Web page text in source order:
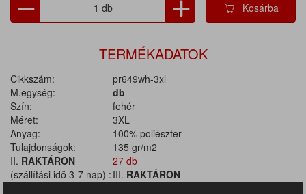
Kosárba
TERMÉKADATOK
Cikkszám:
pr649wh-3xl
M.egység:
db
Szín:
fehér
Méret:
3XL
Anyag:
100% poliészter
Tulajdonságok:
135 gr/m2
II. RAKTÁRON
(szállítási idő 3-7 nap) :
27 db
III. RAKTÁRON